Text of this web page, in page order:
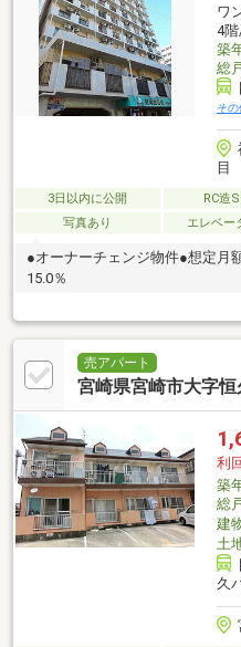
ワ
4
築
総
そ
目
3日以内に公開 RC造
写真あり
エレベー
●オーナーチェンジ物件●想定月
15.0％
売アパート
宮崎県宮崎市大字
利
築
総
建
土
久